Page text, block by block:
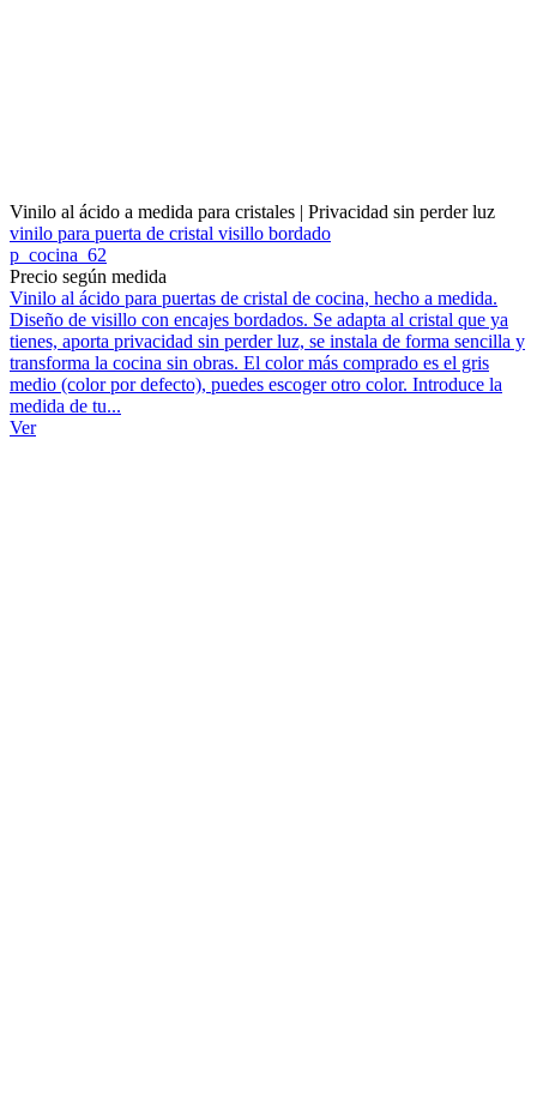
Vinilo al ácido a medida para cristales | Privacidad sin perder luz
vinilo para puerta de cristal visillo bordado
p_cocina_62
Precio según medida
Vinilo al ácido para puertas de cristal de cocina, hecho a medida.
Diseño de visillo con encajes bordados. Se adapta al cristal que ya
tienes, aporta privacidad sin perder luz, se instala de forma sencilla y
transforma la cocina sin obras. El color más comprado es el gris
medio (color por defecto), puedes escoger otro color. Introduce la
medida de tu...
Ver